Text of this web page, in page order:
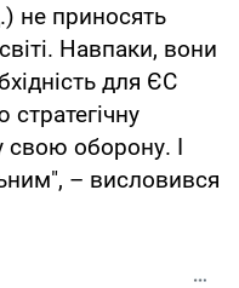
не приносять
Навпаки, вони
для ЄС
свою оборону. І
– висловився